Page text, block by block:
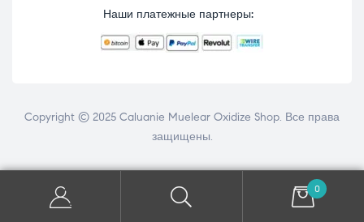
Наши платежные партнеры:
Copyright © 2025 Caluanie Muelear Oxidize Shop. Все права
защищены.
0